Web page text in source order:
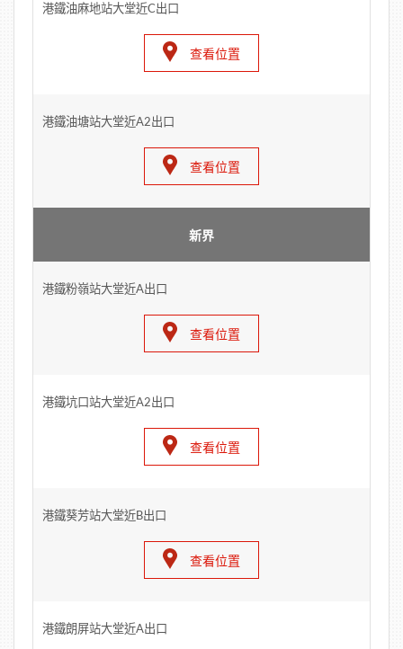
港鐵油麻地站大堂近C出口
查看位置
港鐵油塘站大堂近A2出口
查看位置
新界
港鐵粉嶺站大堂近A出口
查看位置
港鐵坑口站大堂近A2出口
查看位置
港鐵葵芳站大堂近B出口
查看位置
港鐵朗屏站大堂近A出口